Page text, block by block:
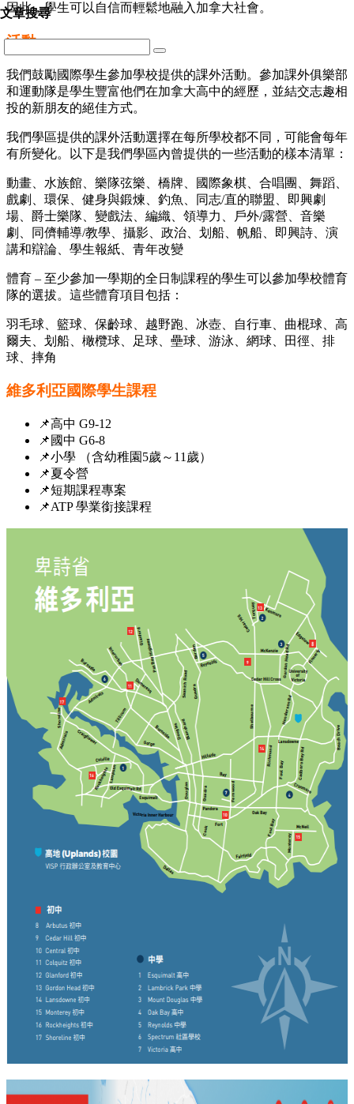
因此，學生可以自信而輕鬆地融入加拿大社會。
活動
我們鼓勵國際學生參加學校提供的課外活動。參加課外俱樂部
和運動隊是學生豐富他們在加拿大高中的經歷，並結交志趣相
投的新朋友的絕佳方式。
我們學區提供的課外活動選擇在每所學校都不同，可能會每年
有所變化。以下是我們學區內曾提供的一些活動的樣本清單：
動畫、水族館、樂隊弦樂、橋牌、國際象棋、合唱團、舞蹈、
戲劇、環保、健身與鍛煉、釣魚、同志/直的聯盟、即興劇
場、爵士樂隊、變戲法、編織、領導力、戶外/露營、音樂
劇、同儕輔導/教學、攝影、政治、划船、帆船、即興詩、演
講和辯論、學生報紙、青年改變
體育 – 至少參加一學期的全日制課程的學生可以參加學校體育
隊的選拔。這些體育項目包括：
羽毛球、籃球、保齡球、越野跑、冰壺、自行車、曲棍球、高
爾夫、划船、橄欖球、足球、壘球、游泳、網球、田徑、排
球、摔角
維多利亞國際學生課程
📌高中 G9-12
📌國中 G6-8
📌小學 （含幼稚園5歲～11歲）
📌夏令營
📌短期課程專案
📌ATP 學業銜接課程
文章搜尋